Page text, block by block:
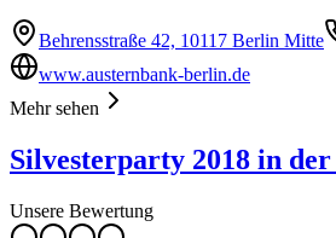
Behrensstraße 42, 10117 Berlin Mitte
www.austernbank-berlin.de
Mehr sehen
Silvesterparty 2018 in
Unsere Bewertung